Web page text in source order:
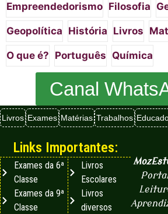
Empreendedorismo Filosofia
Geopolítica História Livros
O que é? Português Química
Canal
Livros Exames Matérias Trabalhos
Links Importantes:
Exames da 6ª
Classe
Exames da 9ª
Classe
Livros
Escolares
Livros
diversos